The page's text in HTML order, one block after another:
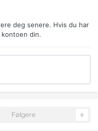
deg senere. Hvis du har
din.
Følgere 0